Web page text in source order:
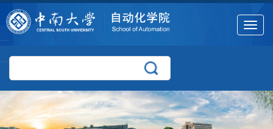
Toggle